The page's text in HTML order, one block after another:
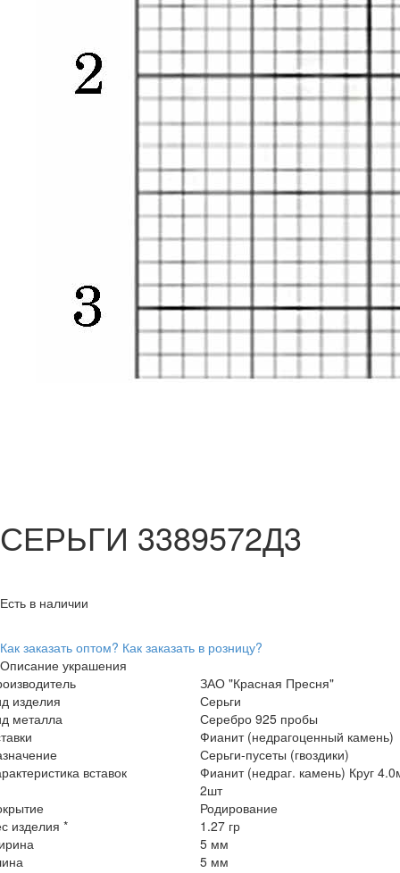
СЕРЬГИ 3389572Д3
Есть в наличии
Как заказать оптом? Как заказать в розницу?
Описание украшения
ЗАО "Красная Пресня"
изделия
Серьги
металла
Серебро 925 пробы
Фианит (недрагоценный камень)
Серьги-пусеты (гвоздики)
вставок
Фианит (недраг. камень) Круг
2шт
Родирование
изделия *
1.27 гр
5 мм
5 мм